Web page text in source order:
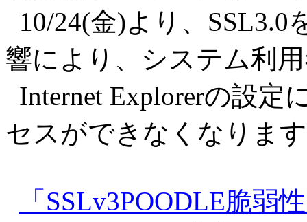
10/24(金)より、
響により、システム利
Internet Explorerの設
セスができなくなりま
「SSLv3POODLE脆弱